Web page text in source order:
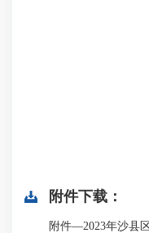
附件下载：
附件—2023年沙县